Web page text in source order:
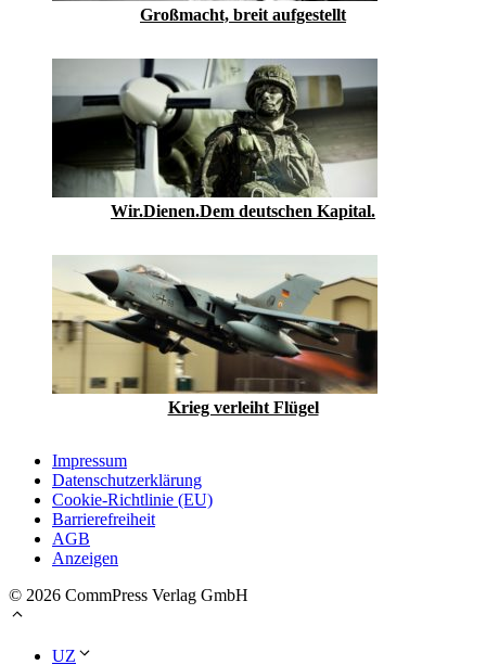
Großmacht, breit aufgestellt
Wir.Dienen.Dem deutschen Kapital.
Krieg verleiht Flügel
Impressum
Datenschutzerklärung
Cookie-Richtlinie (EU)
Barrierefreiheit
AGB
Anzeigen
© 2026 CommPress Verlag GmbH
UZ